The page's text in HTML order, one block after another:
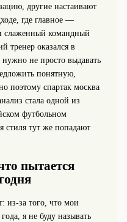
другие настаивают
где главное —
слаженный командный
тренер оказался в
не просто выдавать
понятную,
поэтому спартак москва
стала одной из
футбольном
стиля тут же попадают
пытается
из‑за того, что мои
я не буду называть